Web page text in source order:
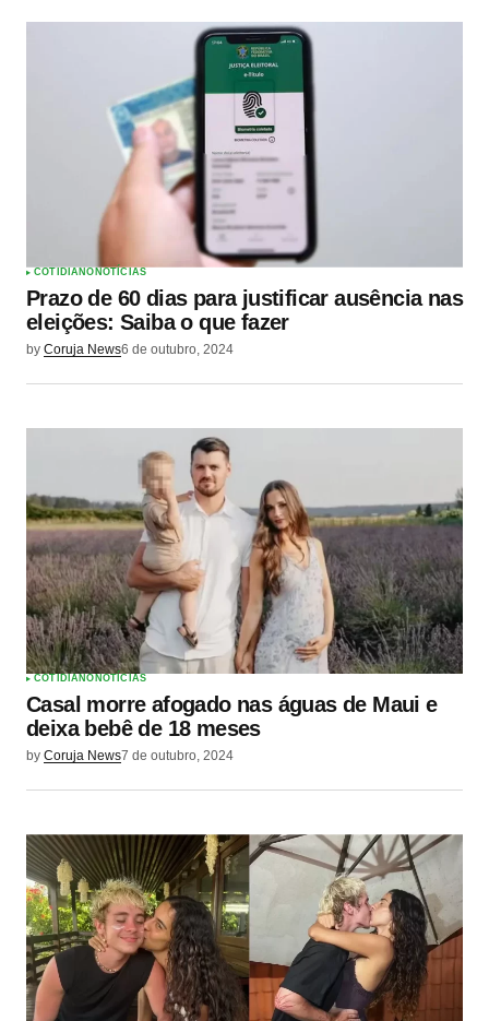
COTIDIANO NOTÍCIAS
Prazo de 60 dias para justificar ausência nas
eleições: Saiba o que fazer
by Coruja News6 de outubro, 2024
COTIDIANO NOTÍCIAS
Casal morre afogado nas águas de Maui e
deixa bebê de 18 meses
by Coruja News7 de outubro, 2024